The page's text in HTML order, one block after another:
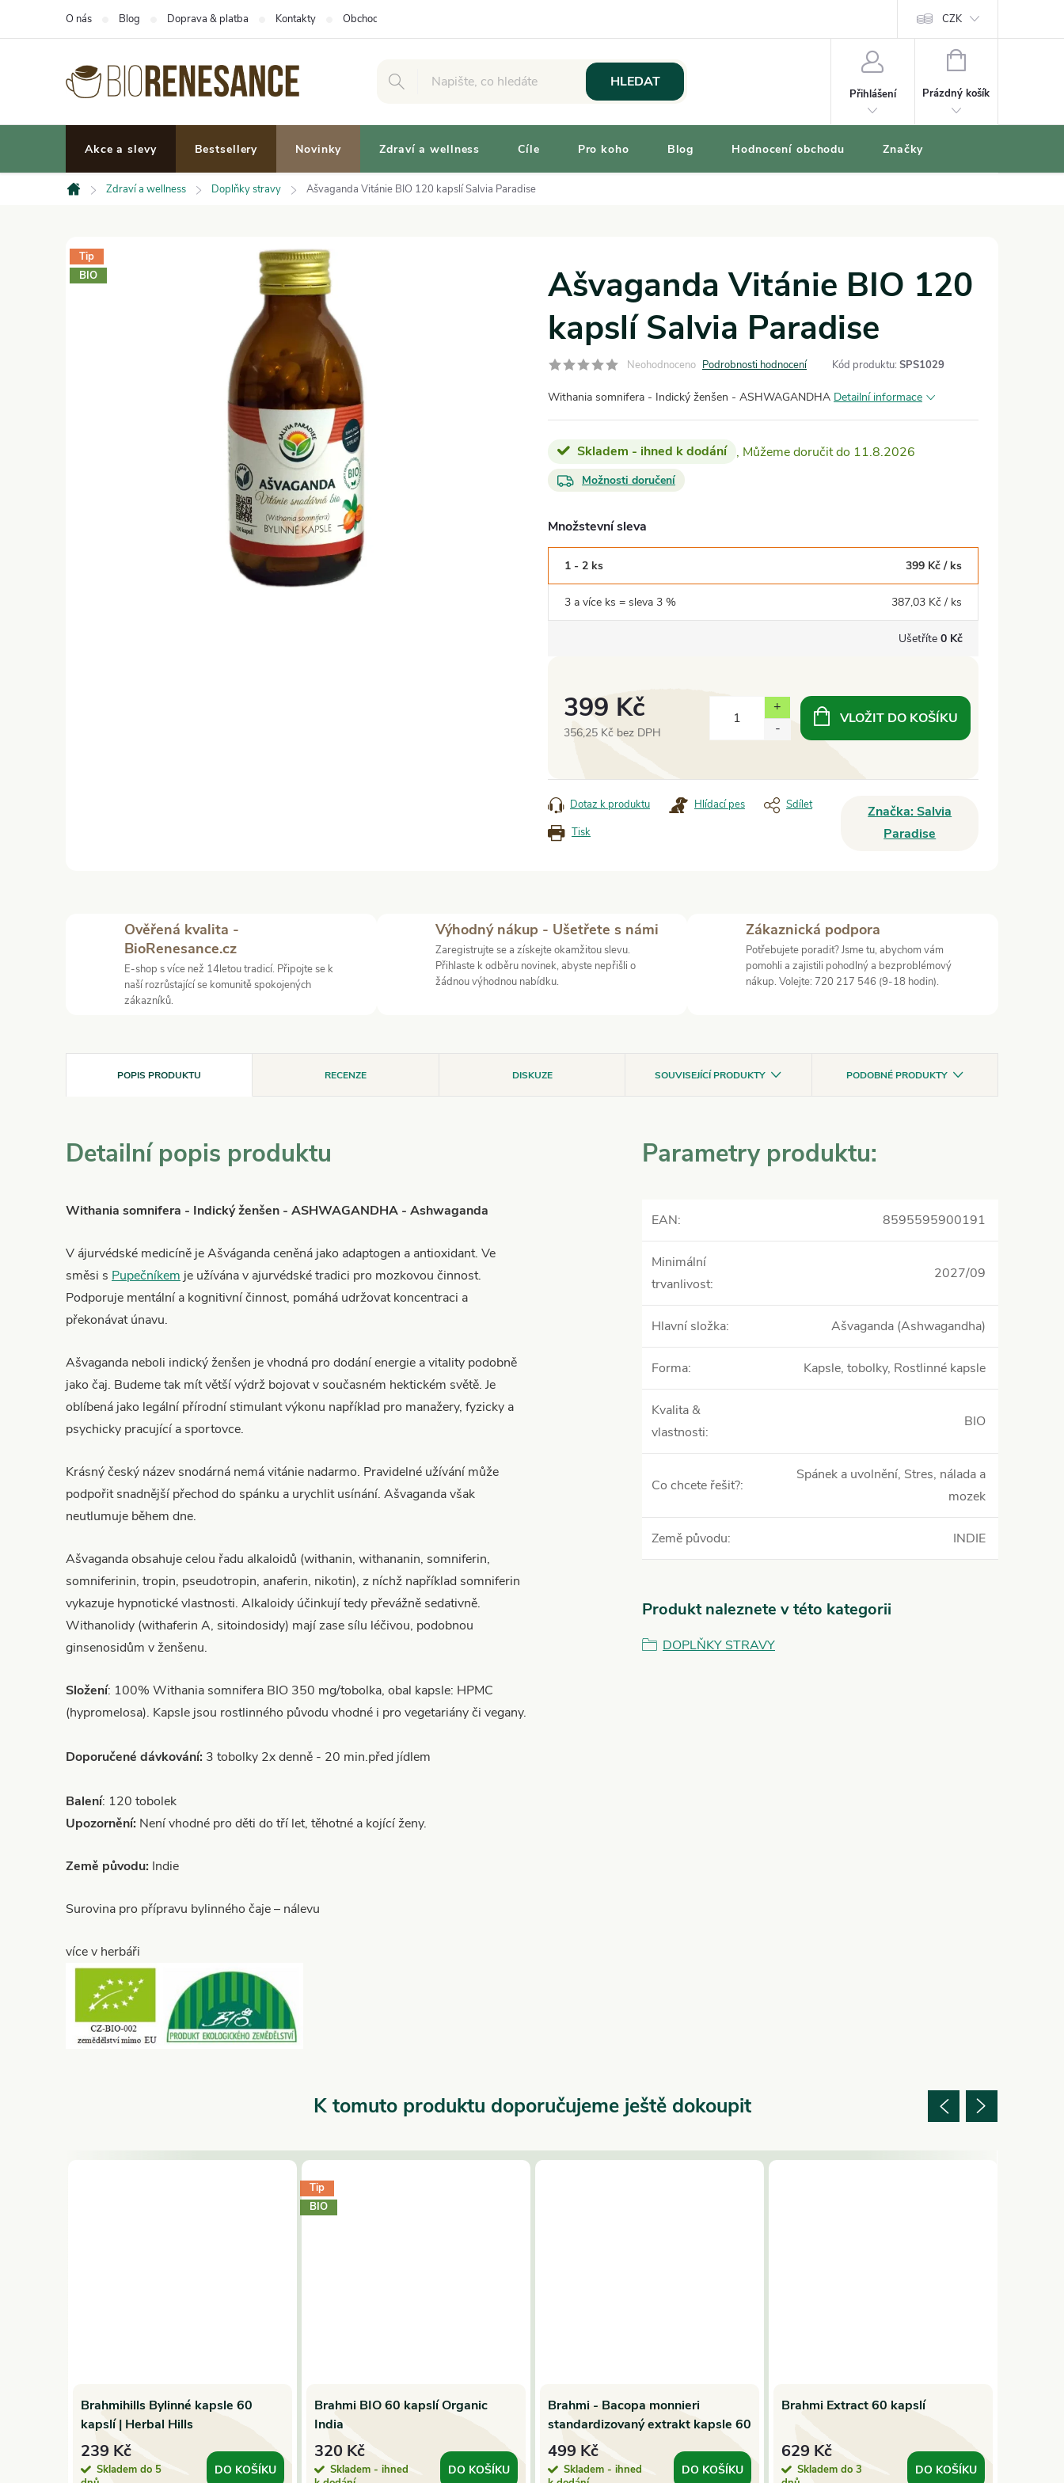
O nás Blog Doprava & platba Kontakty Obchodní podmínky CZK
HLEDAT
Přihlášení
NÁKUPNÍ
Prázdný košík
Akce a slevy Bestsellery Novinky Zdraví a wellness Cíle Pro koho Blog Hodnocení obchodu Značky
Domů
Zdraví a wellness Doplňky stravy Ašvaganda Vitánie BIO 120 kapslí Salvia Paradise
Tip
BIO
Ašvaganda Vitánie BIO 120
kapslí Salvia Paradise
Neohodnoceno Podrobnosti hodnocení Kód produktu: SPS1029
Withania somnifera - Indický ženšen - ASHWAGANDHA Detailní informace
Skladem - ihned k dodání 11.8.2026
Možnosti doručení
Množstevní sleva
1 - 2 ks 399 Kč/ ks
3 a více ks = sleva 3 % 387,03 Kč/ ks
Ušetříte 0 Kč
399 Kč
356,25 Kč bez DPH
VLOŽIT DO KOŠÍKU
Tisk
Dotaz k produktu Hlídací pes Sdílet Značka:Salvia
Paradise
Ověřená kvalita -
BioRenesance.cz
E-shop s více než 14letou tradicí. Připojte se k
naší rozrůstající se komunitě spokojených
zákazníků.
Výhodný nákup - Ušetřete s námi
Zaregistrujte se a získejte okamžitou slevu.
Přihlaste k odběru novinek, abyste nepřišli o
žádnou výhodnou nabídku.
Zákaznická podpora
Potřebujete poradit? Jsme tu, abychom vám
pomohli a zajistili pohodlný a bezproblémový
nákup. Volejte: 720 217 546 (9-18 hodin).
POPIS PRODUKTU RECENZE DISKUZE SOUVISEJÍCÍ PRODUKTY PODOBNÉ PRODUKTY
Detailní popis produktu
Withania somnifera - Indický ženšen - ASHWAGANDHA - Ashwaganda
V ájurvédské medicíně je Ašváganda ceněná jako adaptogen a antioxidant. Ve
směsi s Pupečníkem je užívána v ajurvédské tradici pro mozkovou činnost.
Podporuje mentální a kognitivní činnost, pomáhá udržovat koncentraci a
překonávat únavu.
Ašvaganda neboli indický ženšen je vhodná pro dodání energie a vitality podobně
jako čaj. Budeme tak mít větší výdrž bojovat v současném hektickém světě. Je
oblíbená jako legální přírodní stimulant výkonu například pro manažery, fyzicky a
psychicky pracující a sportovce.
Krásný český název snodárná nemá vitánie nadarmo. Pravidelné užívání může
podpořit snadnější přechod do spánku a urychlit usínání. Ašvaganda však
neutlumuje během dne.
Ašvaganda obsahuje celou řadu alkaloidů (withanin, withananin, somniferin,
somniferinin, tropin, pseudotropin, anaferin, nikotin), z níchž například somniferin
vykazuje hypnotické vlastnosti. Alkaloidy účinkují tedy převážně sedativně.
Withanolidy (withaferin A, sitoindosidy) mají zase sílu léčivou, podobnou
ginsenosidům v ženšenu.
Složení: 100% Withania somnifera BIO 350 mg/tobolka, obal kapsle: HPMC
(hypromelosa). Kapsle jsou rostlinného původu vhodné i pro vegetariány či vegany.
Doporučené dávkování: 3 tobolky 2x denně - 20 min.před jídlem
Balení: 120 tobolek
Upozornění: Není vhodné pro děti do tří let, těhotné a kojící ženy.
Země původu: Indie
Surovina pro přípravu bylinného čaje – nálevu
více v herbáři
Parametry produktu:
EAN: 8595595900191
Minimální
trvanlivost:
2027/09
Hlavní složka: Ašvaganda (Ashwagandha)
Forma: Kapsle, tobolky, Rostlinné kapsle
Kvalita &
vlastnosti:
BIO
Co chcete řešit?:
Spánek a uvolnění, Stres, nálada a
mozek
Země původu: INDIE
Produkt naleznete v této kategorii
DOPLŇKY STRAVY
K tomuto produktu doporučujeme ještě dokoupit
Brahmihills Bylinné kapsle 60
kapslí | Herbal Hills
239 Kč
Skladem do 5
DO KOŠÍKU
Tip
BIO
Brahmi BIO 60 kapslí Organic
India
320 Kč
Skladem - ihned
DO KOŠÍKU
Brahmi - Bacopa monnieri
standardizovaný extrakt kapsle 60
ks | Salvia Paradise
499 Kč
Skladem - ihned
DO KOŠÍKU
Brahmi Extract 60 kapslí
629 Kč
Skladem do 3
DO KOŠÍKU